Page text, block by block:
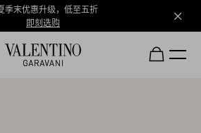
季末优惠升级，低至五折
即刻选购